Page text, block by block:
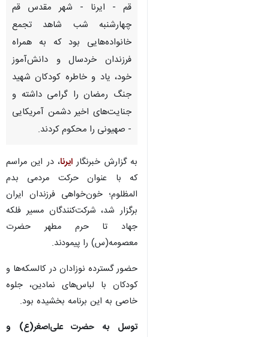
قم - ایرنا - شهر مقدس قم
چهارشنبه شب شاهد تجمع
خانواده‌هایی بود که به همراه
فرزندان خردسال و دانش‌آموز
خود، یاد و خاطره کودکان شهید
جنگ رمضان را گرامی داشته و
جنایت‌های اخیر دشمن آمریکایی
- صهیونی را محکوم کردند.
به گزارش خبرنگار ایرنا، در این مراسم
که با عنوان حرکت مردمی بدم
المظلوم؛ خون‌خواهی فرزندان ایران
برگزار شد، شرکت‌کنندگان مسیر فلکه
جهاد تا حرم مطهر حضرت
معصومه(س) را پیمودند.
حضور گسترده نوزادان در کالسکه‌ها و
کودکان با لباس‌های نمادین، جلوه
خاصی به این برنامه بخشیده بود.
توسل به حضرت علی‌اصغر(ع) و